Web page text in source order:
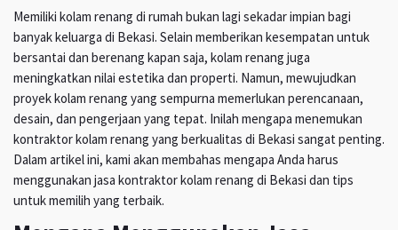
Memiliki kolam renang di rumah bukan lagi sekadar impian bagi
banyak keluarga di Bekasi. Selain memberikan kesempatan untuk
bersantai dan berenang kapan saja, kolam renang juga
meningkatkan nilai estetika dan properti. Namun, mewujudkan
proyek kolam renang yang sempurna memerlukan perencanaan,
desain, dan pengerjaan yang tepat. Inilah mengapa menemukan
kontraktor kolam renang yang berkualitas di Bekasi sangat penting.
Dalam artikel ini, kami akan membahas mengapa Anda harus
menggunakan jasa kontraktor kolam renang di Bekasi dan tips
untuk memilih yang terbaik.